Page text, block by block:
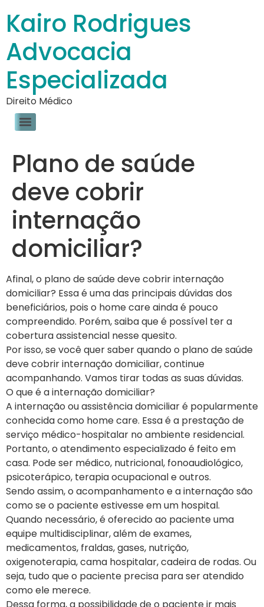
Kairo Rodrigues
Advocacia
Especializada
Direito Médico
Plano de saúde
deve cobrir
internação
domiciliar?
Afinal, o plano de saúde deve cobrir internação
domiciliar? Essa é uma das principais dúvidas dos
beneficiários, pois o home care ainda é pouco
compreendido. Porém, saiba que é possível ter a
cobertura assistencial nesse quesito.
Por isso, se você quer saber quando o plano de saúde
deve cobrir internação domiciliar, continue
acompanhando. Vamos tirar todas as suas dúvidas.
O que é a internação domiciliar?
A internação ou assistência domiciliar é popularmente
conhecida como home care. Essa é a prestação de
serviço médico-hospitalar no ambiente residencial.
Portanto, o atendimento especializado é feito em
casa. Pode ser médico, nutricional, fonoaudiológico,
psicoterápico, terapia ocupacional e outros.
Sendo assim, o acompanhamento e a internação são
como se o paciente estivesse em um hospital.
Quando necessário, é oferecido ao paciente uma
equipe multidisciplinar, além de exames,
medicamentos, fraldas, gases, nutrição,
oxigenoterapia, cama hospitalar, cadeira de rodas. Ou
seja, tudo que o paciente precisa para ser atendido
como ele merece.